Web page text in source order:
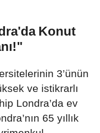
Konut
3’ünün
ve istikrarlı
Londra’da ev
65 yıllık